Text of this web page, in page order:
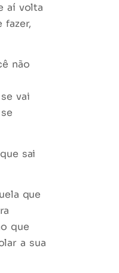
aí volta
não
vai
se
que sai
que
que
a sua